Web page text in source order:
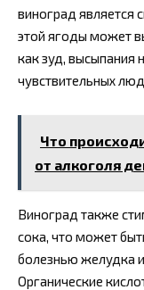
виноград является
этой ягоды может
как зуд, высыпания
чувствительных
Что
от алкоголя
Виноград также
сока, что может
болезнью желудка
Органические